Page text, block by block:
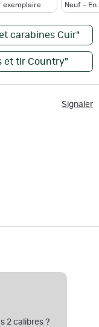
exemplaire
Neuf - En
carabines Cuir"
et tir Country"
Signaler
2 calibres ?